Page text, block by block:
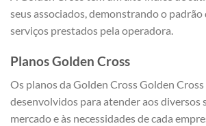
seus associados, demonstrando o
serviços prestados pela operadora.
Planos Golden Cross
Os planos da Golden Cross Golden
desenvolvidos para atender aos diversos
mercado e às necessidades de cada